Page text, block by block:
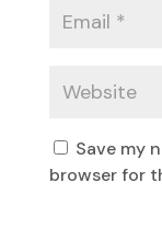
Save my
browser for